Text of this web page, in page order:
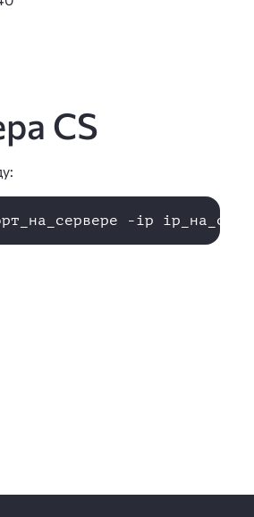
CS